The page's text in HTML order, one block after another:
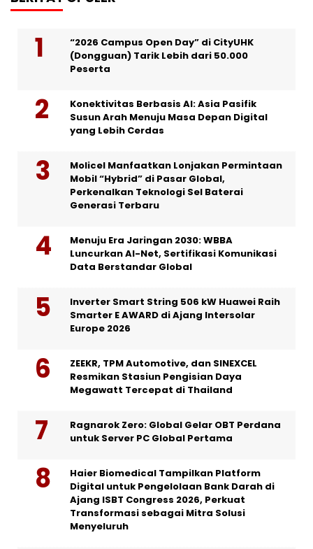
“2026 Campus Open Day” di CityUHK
(Dongguan) Tarik Lebih dari 50.000
Peserta
Konektivitas Berbasis AI: Asia Pasifik
Susun Arah Menuju Masa Depan Digital
yang Lebih Cerdas
Molicel Manfaatkan Lonjakan Permintaan
Mobil “Hybrid” di Pasar Global,
Perkenalkan Teknologi Sel Baterai
Generasi Terbaru
Menuju Era Jaringan 2030: WBBA
Luncurkan AI-Net, Sertifikasi Komunikasi
Data Berstandar Global
Inverter Smart String 506 kW Huawei Raih
Smarter E AWARD di Ajang Intersolar
Europe 2026
ZEEKR, TPM Automotive, dan SINEXCEL
Resmikan Stasiun Pengisian Daya
Megawatt Tercepat di Thailand
Ragnarok Zero: Global Gelar OBT Perdana
untuk Server PC Global Pertama
Haier Biomedical Tampilkan Platform
Digital untuk Pengelolaan Bank Darah di
Ajang ISBT Congress 2026, Perkuat
Transformasi sebagai Mitra Solusi
Menyeluruh